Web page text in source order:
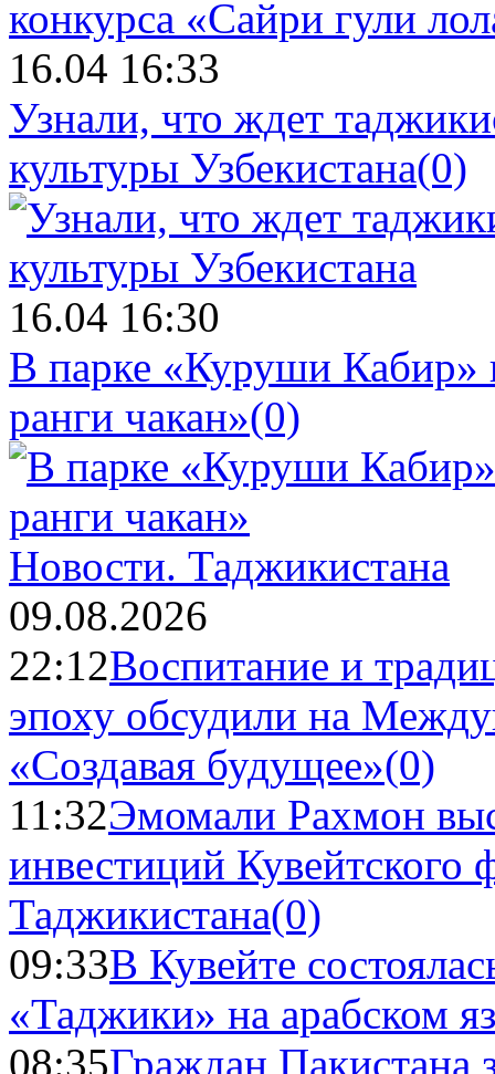
16.04 16:33
Узнали, что ждет
культуры Узбекистана(0)
16.04 16:30
В парке «Куруши Кабир»
ранги чакан»(0)
Новости. Таджикистана
09.08.2026
22:12Воспитание и
эпоху обсудили на
«Создавая будущее»(0)
11:32Эмомали Рахмон
инвестиций Кувейтского
Таджикистана(0)
09:33В Кувейте
«Таджики» на арабском
08:35Граждан Пакистана